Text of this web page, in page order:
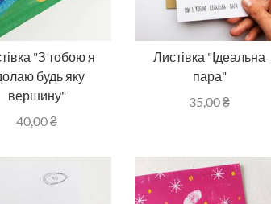
"З тобою я
будь яку
вершину"
40,00₴
Листівка "Ідеальна
пара"
35,00₴